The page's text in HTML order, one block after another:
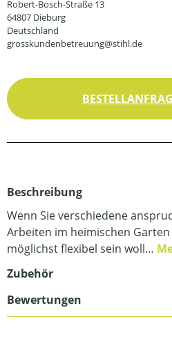
Robert-Bosch-Straße 13
64807 Dieburg
Deutschland
grosskundenbetreuung@stihl.de
Beschreibung
Wenn Sie verschiedene
Arbeiten im heimischen
möglichst flexibel sein woll…
Zubehör
Bewertungen